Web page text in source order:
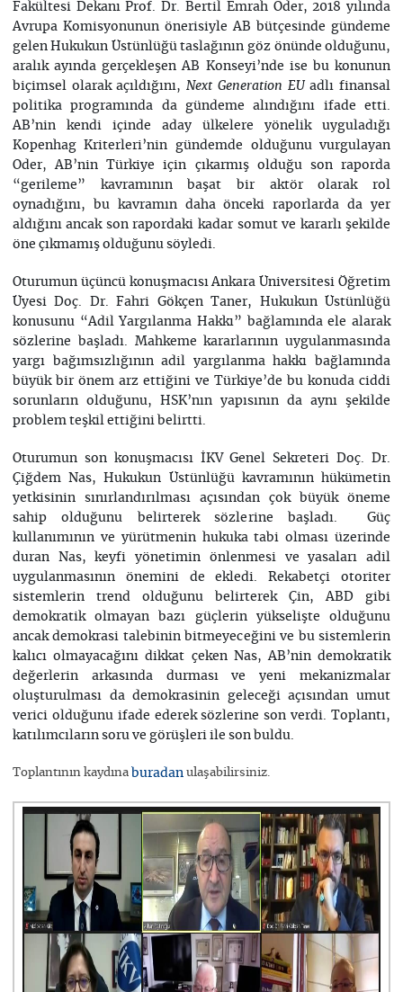
Fakültesi Dekanı Prof. Dr. Bertil Emrah Oder, 2018 yılında
Avrupa Komisyonunun önerisiyle AB bütçesinde gündeme
gelen Hukukun Üstünlüğü taslağının göz önünde olduğunu,
aralık ayında gerçekleşen AB Konseyi’nde ise bu konunun
biçimsel olarak açıldığını,Next Generation EU adlı finansal
politika programında da gündeme alındığını ifade etti.
AB’nin kendi içinde aday ülkelere yönelik uyguladığı
Kopenhag Kriterleri’nin gündemde olduğunu vurgulayan
Oder, AB’nin Türkiye için çıkarmış olduğu son raporda
“gerileme” kavramının başat bir aktör olarak rol
oynadığını, bu kavramın daha önceki raporlarda da yer
aldığını ancak son rapordaki kadar somut ve kararlı şekilde
öne çıkmamış olduğunu söyledi.
Oturumun üçüncü konuşmacısı Ankara Üniversitesi Öğretim
Üyesi Doç. Dr. Fahri Gökçen Taner, Hukukun Üstünlüğü
konusunu “Adil Yargılanma Hakkı” bağlamında ele alarak
sözlerine başladı. Mahkeme kararlarının uygulanmasında
yargı bağımsızlığının adil yargılanma hakkı bağlamında
büyük bir önem arz ettiğini ve Türkiye’de bu konuda ciddi
sorunların olduğunu, HSK’nın yapısının da aynı şekilde
problem teşkil ettiğini belirtti.
Oturumun son konuşmacısı İKV Genel Sekreteri Doç. Dr.
Çiğdem Nas, Hukukun Üstünlüğü kavramının hükümetin
yetkisinin sınırlandırılması açısından çok büyük öneme
sahip olduğunu belirterek sözlerine başladı. Güç
kullanımının ve yürütmenin hukuka tabi olması üzerinde
duran Nas, keyfi yönetimin önlenmesi ve yasaları adil
uygulanmasının önemini de ekledi. Rekabetçi otoriter
sistemlerin trend olduğunu belirterek Çin, ABD gibi
demokratik olmayan bazı güçlerin yükselişte olduğunu
ancak demokrasi talebinin bitmeyeceğini ve bu sistemlerin
kalıcı olmayacağını dikkat çeken Nas, AB’nin demokratik
değerlerin arkasında durması ve yeni mekanizmalar
oluşturulması da demokrasinin geleceği açısından umut
verici olduğunu ifade ederek sözlerine son verdi. Toplantı,
katılımcıların soru ve görüşleri ile son buldu.
Toplantının kaydına buradan ulaşabilirsiniz.